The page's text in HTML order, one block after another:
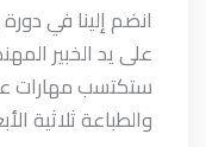
على يد الخبير
ستكتسب مهارات
والطباعة ثلاثية